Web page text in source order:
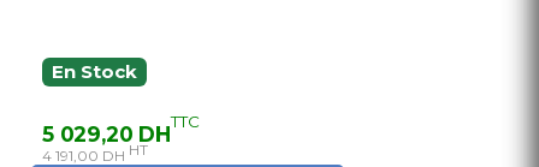
En Stock
5 029,20 DHTTC
4 191,00 DH HT